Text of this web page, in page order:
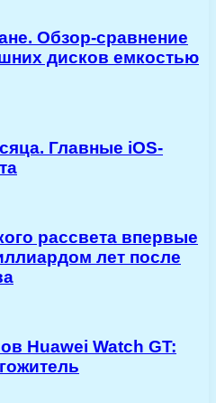
Обзор-сравнение
дисков емкостью
Главные iOS-
рассвета впервые
лет после
Huawei Watch GT: